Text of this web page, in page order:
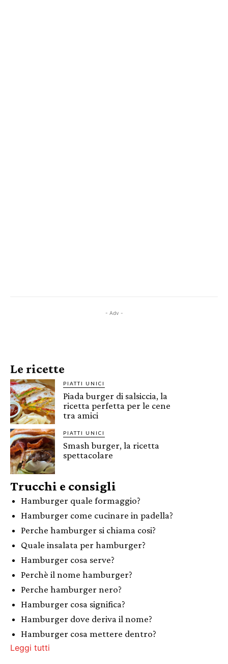
- Adv -
Le ricette
PIATTI UNICI
Piada burger di salsiccia, la
ricetta perfetta per le cene
tra amici
PIATTI UNICI
Smash burger, la ricetta
spettacolare
Trucchi e consigli
Hamburger quale formaggio?
Hamburger come cucinare in padella?
Perche hamburger si chiama cosi?
Quale insalata per hamburger?
Hamburger cosa serve?
Perchè il nome hamburger?
Perche hamburger nero?
Hamburger cosa significa?
Hamburger dove deriva il nome?
Hamburger cosa mettere dentro?
Leggi tutti